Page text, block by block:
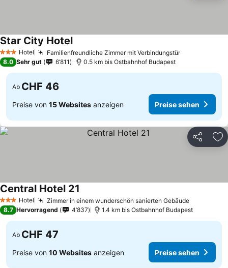
3 SterneHotel Familienfreundliche Zimmer mit Verbindungstür
Star City Hotel
8.0 Sehr gut 6’811 0.5 km bis Ostbahnhof Budapest
Ab CHF 46
Preise von 15 Websites anzeigen Preise sehen
Teilen
3 SterneHotel Zimmer in einem wunderschön sanierten Gebäude
Central Hotel 21
8.7 Hervorragend 4’837 1.4 km bis Ostbahnhof Budapest
Ab CHF 47
Preise von 10 Websites anzeigen Preise sehen